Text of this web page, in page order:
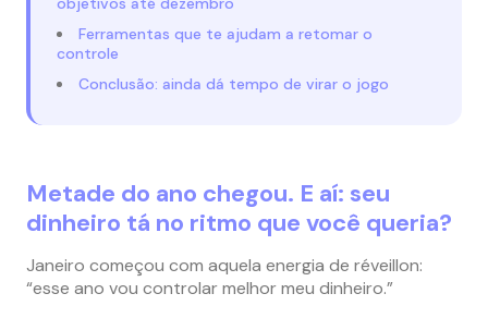
Ferramentas que te ajudam a retomar o
controle
Conclusão: ainda dá tempo de virar o jogo
Metade do ano chegou. E aí: seu
dinheiro tá no ritmo que você queria?
Janeiro começou com aquela energia de réveillon:
“esse ano vou controlar melhor meu dinheiro.”